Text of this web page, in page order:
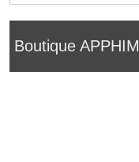
Boutique APPHIM